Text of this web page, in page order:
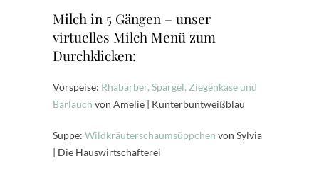
Milch in 5 Gängen – unser
virtuelles Milch Menü zum
Durchklicken:
Vorspeise: Rhabarber, Spargel, Ziegenkäse und
Bärlauch von Amelie | Kunterbuntweißblau
Suppe: Wildkräuterschaumsüppchen von Sylvia
| Die Hauswirtschafterei